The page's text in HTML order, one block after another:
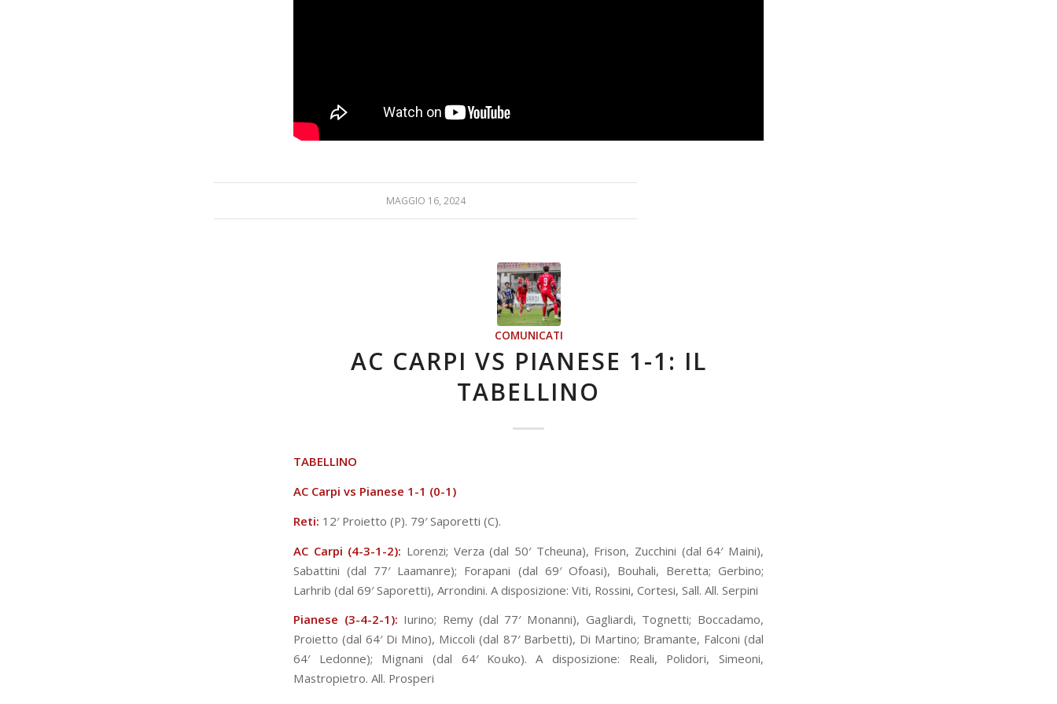
MAGGIO 16, 2024
COMUNICATI
AC CARPI VS PIANESE 1-1: IL
TABELLINO
TABELLINO
AC Carpi vs Pianese 1 -1 (0-1)
Reti: 12′ Proietto (P). 79′ Saporetti (C).
AC Carpi (4-3-1-2): Lorenzi; Verza (dal 50′ Tcheuna), Frison, Zucchini (dal 64′ Maini),
Sabattini (dal 77′ Laamanre); Forapani (dal 69′ Ofoasi), Bouhali, Beretta; Gerbino;
Larhrib (dal 69′ Saporetti), Arrondini. A disposizione: Viti, Rossini, Cortesi, Sall. All. Serpini
Pianese (3-4-2-1): Iurino; Remy (dal 77′ Monanni), Gagliardi, Tognetti; Boccadamo,
Proietto (dal 64′ Di Mino), Miccoli (dal 87′ Barbetti), Di Martino; Bramante, Falconi (dal
64′ Ledonne); Mignani (dal 64′ Kouko). A disposizione: Reali, Polidori, Simeoni,
Mastropietro. All. Prosperi